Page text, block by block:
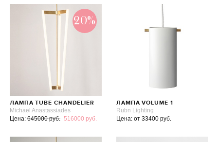
20%
ЛАМПА TUBE CHANDELIER
Michael Anastassiades
Цена: 645000 руб. 516000 руб.
ЛАМПА VOLUME 1
Rubn Lighting
Цена: от 33400 руб.